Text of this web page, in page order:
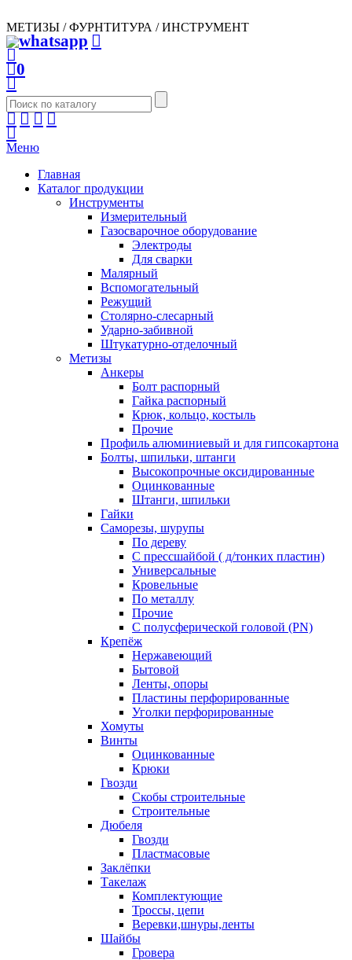
МЕТИЗЫ / ФУРНТИТУРА / ИНСТРУМЕНТ
0
Меню
Главная
Каталог продукции
Инструменты
Измерительный
Газосварочное оборудование
Электроды
Для сварки
Малярный
Вспомогательный
Режущий
Столярно-слесарный
Ударно-забивной
Штукатурно-отделочный
Метизы
Анкеры
Болт распорный
Гайка распорный
Крюк, кольцо, костыль
Прочие
Профиль алюминиевый и для гипсокартона
Болты, шпильки, штанги
Высокопрочные оксидированные
Оцинкованные
Штанги, шпильки
Гайки
Саморезы, шурупы
По дереву
С прессшайбой ( д/тонких пластин)
Универсальные
Кровельные
По металлу
Прочие
С полусферической головой (PN)
Крепёж
Нержавеющий
Бытовой
Ленты, опоры
Пластины перфорированные
Уголки перфорированные
Хомуты
Винты
Оцинкованные
Крюки
Гвозди
Скобы строительные
Строительные
Дюбеля
Гвозди
Пластмасовые
Заклёпки
Такелаж
Комплектующие
Троссы, цепи
Веревки,шнуры,ленты
Шайбы
Гровера